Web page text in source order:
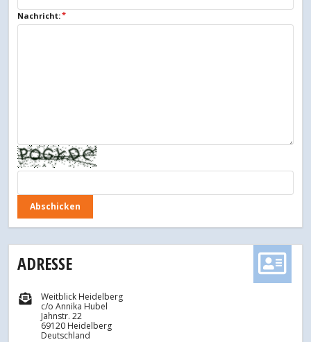
Nachricht:
ADRESSE
Weitblick Heidelberg
c/o Annika Hubel
Jahnstr. 22
69120 Heidelberg
Deutschland